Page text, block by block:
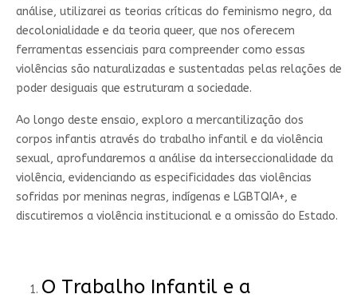
análise, utilizarei as teorias críticas do feminismo negro, da
decolonialidade e da teoria queer, que nos oferecem
ferramentas essenciais para compreender como essas
violências são naturalizadas e sustentadas pelas relações de
poder desiguais que estruturam a sociedade.
Ao longo deste ensaio, exploro a mercantilização dos
corpos infantis através do trabalho infantil e da violência
sexual, aprofundaremos a análise da interseccionalidade da
violência, evidenciando as especificidades das violências
sofridas por meninas negras, indígenas e LGBTQIA+, e
discutiremos a violência institucional e a omissão do Estado.
O Trabalho Infantil e a